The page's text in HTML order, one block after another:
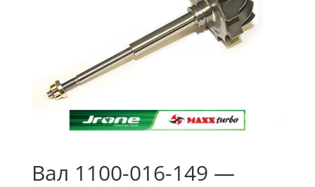
Вал 1100-016-149 —